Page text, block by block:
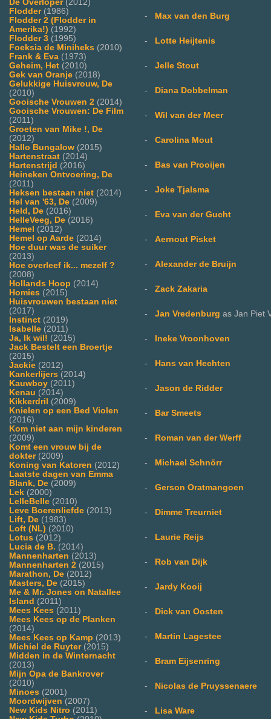
De Overloper(2012)
Flodder(1986)
Flodder 2 (Flodder in
Amerika!) (1992)
Flodder 3 (1995)
Foeksia de Miniheks (2010)
Frank & Eva (1973)
Geheim, Het (2010)
Gek van Oranje (2018)
Gelukkige Huisvrouw, De
(2010)
Gooische Vrouwen 2 (2014)
Gooische Vrouwen: De Film
(2011)
Groeten van Mike !, De
(2012)
Hallo Bungalow (2015)
Hartenstraat (2014)
Hartenstrijd (2016)
Heineken Ontvoering, De
(2011)
Heksen bestaan niet (2014)
Hel van '63, De (2009)
Held, De (2016)
HelleVeeg, De (2016)
Hemel (2012)
Hemel op Aarde (2014)
Hoe duur was de suiker
(2013)
Hoe overleef ik... mezelf ?
(2008)
Hollands Hoop (2014)
Homies (2015)
Huisvrouwen bestaan niet
(2017)
Instinct (2019)
Isabelle (2011)
Ja, Ik wil! (2015)
Jack Bestelt een Broertje
(2015)
Jackie (2012)
Kankerlijers (2014)
Kauwboy (2011)
Kenau (2014)
Kikkerdril
(2009)
Knielen op een Bed Violen
(2016)
Kom niet aan mijn kinderen
(2009)
Komt een vrouw bij de
dokter(2009)
Koning van Katoren (2012)
Laatste dagen van Emma
Blank, De (2009)
Lek (2000)
LelleBelle (2010)
Leve Boerenliefde (2013)
Lift, De (1983)
Loft (NL) (2010)
Lotus (2012)
Lucia de B. (2014)
Mannenharten (2013)
Mannenharten 2 (2015)
Marathon, De (2012)
Masters, De (2015)
Me & Mr. Jones on Natallee
Island (2011)
Mees Kees (2011)
Mees Kees op de Planken
(2014)
Mees Kees op Kamp (2013)
Michiel de Ruyter(2015)
Midden in de Winternacht
(2013)
Mijn Opa de Bankrover
(2010)
Minoes (2001)
Moordwijven (2007)
New Kids Nitro (2011)
- Max van den Burg
- Lotte Heijtenis
- Jelle Stout
- Diana Dobbelman
- Wil van der Meer
- Carolina Mout
- Bas van Prooijen
- Joke Tjalsma
- Eva van der Gucht
- Aernout Pisket
- Alexander de Bruijn
- Zack Zakaria
- Jan Vredenburg as Jan Piet
- Ineke Vroonhoven
- Hans van Hechten
- Jason de Ridder
- Bar Smeets
- Roman van der Werff
- Michael Schnörr
- Gerson Oratmangoen
- Dimme Treurniet
- Laurie Reijs
- Rob van Dijk
- Jardy Kooij
- Dick van Oosten
- Martin Lagestee
- Bram Eijsenring
- Nicolas de Pruyssenaere
- Lisa Ware